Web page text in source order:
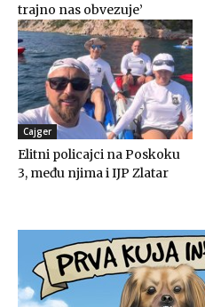
trajno nas obvezuje’
Cajger
Elitni policajci na Poskoku
3, među njima i IJP Zlatar